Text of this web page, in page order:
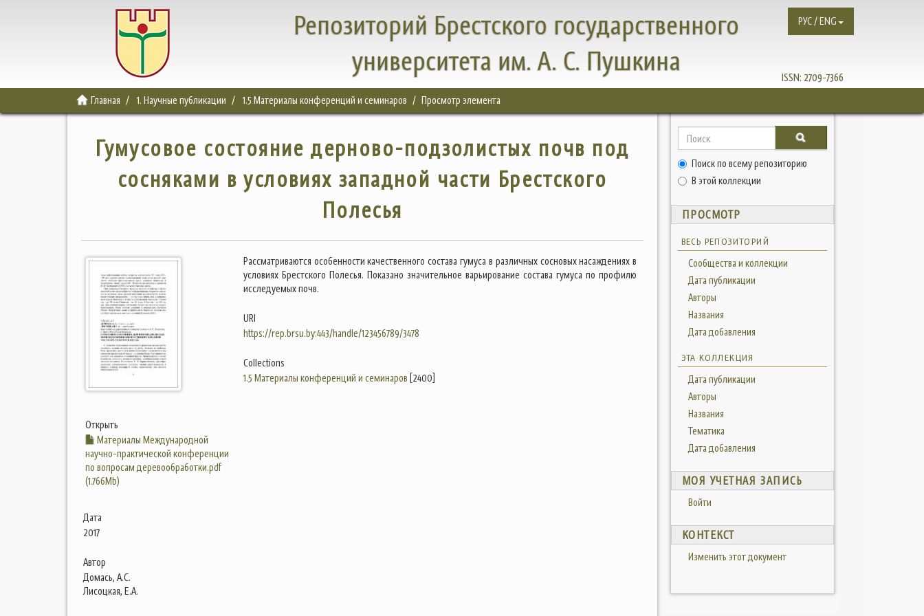
Репозиторий Брестского государственного
университета им. А. С. Пушкина
ISSN: 2709-7366
РУС / ENG
Главная 1. Научные публикации 1.5 Материалы конференций и семинаров Просмотр элемента
Гумусовое состояние дерново-подзолистых почв под
сосняками в условиях западной части Брестского
Полесья
Открыть
Материалы Международной
научно-практической конференции
по вопросам деревообработки.pdf
(1.766Mb)
Дата
2017
Автор
Домась, А.С.
Лисоцкая, Е.А.
Рассматриваются особенности качественного состава гумуса в различных сосновых насаждениях в
условиях Брестского Полесья. Показано значительное варьирование состава гумуса по профилю
исследуемых почв.
URI
https://rep.brsu.by:443/handle/123456789/3478
Collections
1.5 Материалы конференций и семинаров [2400]
Поиск по всему репозиторию
В этой коллекции
ПРОСМОТР
ВЕСЬ РЕПОЗИТОРИЙ
Сообщества и коллекции
Дата публикации
Авторы
Названия
Дата добавления
ЭТА КОЛЛЕКЦИЯ
Дата публикации
Авторы
Названия
Тематика
Дата добавления
МОЯ УЧЕТНАЯ ЗАПИСЬ
Войти
КОНТЕКСТ
Изменить этот документ